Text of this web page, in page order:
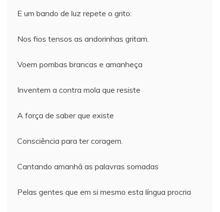
E um bando de luz repete o grito:
Nos fios tensos as andorinhas gritam.
Voem pombas brancas e amanheça
Inventem a contra mola que resiste
A força de saber que existe
Consciência para ter coragem.
Cantando amanhã as palavras somadas
Pelas gentes que em si mesmo esta língua procria